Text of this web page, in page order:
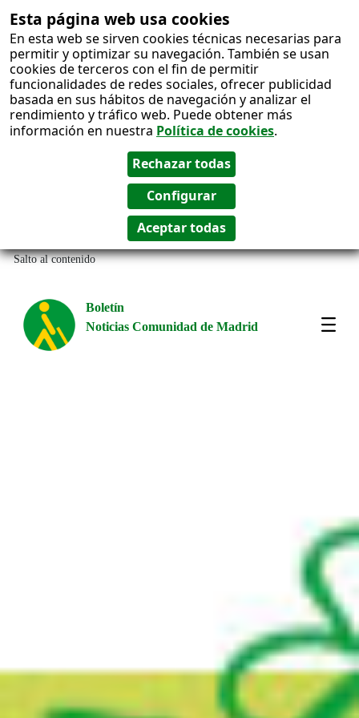
Esta página web usa cookies
En esta web se sirven cookies técnicas necesarias para
permitir y optimizar su navegación. También se usan
cookies de terceros con el fin de permitir
funcionalidades de redes sociales, ofrecer publicidad
basada en sus hábitos de navegación y analizar el
rendimiento y tráfico web. Puede obtener más
información en nuestra Política de cookies.
Salto al contenido
Boletín
Noticias Comunidad de Madrid